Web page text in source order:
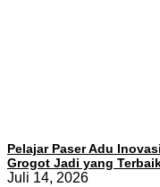
Pelajar Paser Adu
Grogot Jadi yang
Juli 14, 2026